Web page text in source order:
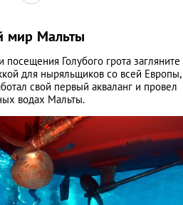
мир Мальты
Голубого грота загляните
для ныряльщиков со всей Европы,
свой первый акваланг и провел
водах Мальты.